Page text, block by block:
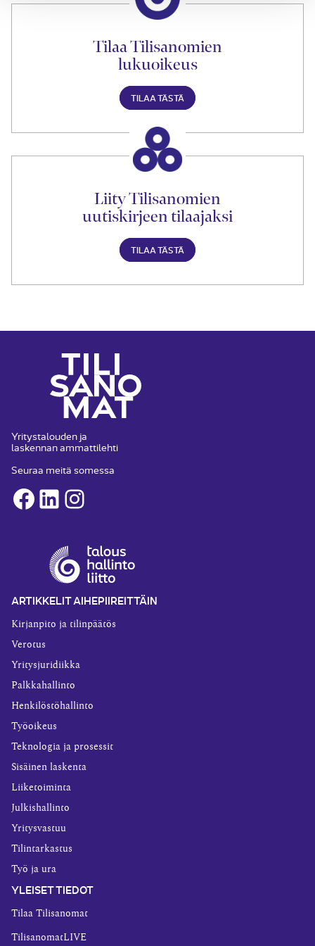
Tilaa Tilisanomien
lukuoikeus
TILAA TÄSTÄ
Liity Tilisanomien
uutiskirjeen tilaajaksi
TILAA TÄSTÄ
Yritystalouden ja
laskennan ammattilehti
Seuraa meitä somessa
Facebook
LinkedInInstagram
ARTIKKELIT AIHEPIIREITTÄIN
Kirjanpito ja tilinpäätös
Verotus
Yritysjuridiikka
Palkkahallinto
Henkilöstöhallinto
Työoikeus
Teknologia ja prosessit
Sisäinen laskenta
Liiketoiminta
Julkishallinto
Yritysvastuu
Tilintarkastus
Työ ja ura
YLEISET TIEDOT
Tilaa Tilisanomat
TilisanomatLIVE